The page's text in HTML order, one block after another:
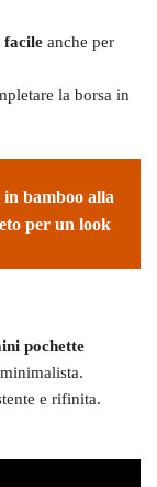
facile anche per
la borsa in
bamboo alla
per un look
pochette
e rifinita.